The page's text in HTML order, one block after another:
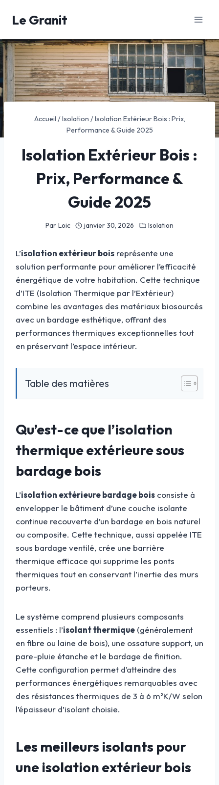
Le Granit
Accueil /Isolation /Isolation Extérieur Bois : Prix,
Performance & Guide 2025
Isolation Extérieur Bois :
Prix, Performance &
Guide 2025
Par Loic janvier 30, 2026 Isolation
L’isolation extérieur bois représente une
solution performante pour améliorer l’efficacité
énergétique de votre habitation. Cette technique
d’ITE (Isolation Thermique par l’Extérieur)
combine les avantages des matériaux biosourcés
avec un bardage esthétique, offrant des
performances thermiques exceptionnelles tout
en préservant l’espace intérieur.
Table des matières
Qu’est-ce que l’isolation
thermique extérieure sous
bardage bois
L’isolation extérieure bardage bois consiste à
envelopper le bâtiment d’une couche isolante
continue recouverte d’un bardage en bois naturel
ou composite. Cette technique, aussi appelée ITE
sous bardage ventilé, crée une barrière
thermique efficace qui supprime les ponts
thermiques tout en conservant l’inertie des murs
porteurs.
Le système comprend plusieurs composants
essentiels : l’isolant thermique (généralement
en fibre ou laine de bois), une ossature support, un
pare-pluie étanche et le bardage de finition.
Cette configuration permet d’atteindre des
performances énergétiques remarquables avec
des résistances thermiques de 3 à 6 m²K/W selon
l’épaisseur d’isolant choisie.
Les meilleurs isolants pour
une isolation extérieur bois